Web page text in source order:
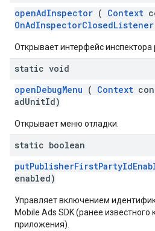
openAdInspector ( Context
OnAdInspectorClosedListener
Открывает интерфейс инспектора
static void
openDebugMenu ( Context
adUnitId)
Открывает меню отладки.
static boolean
enabled)
Управляет включением
Mobile Ads SDK (ранее известного
приложения).